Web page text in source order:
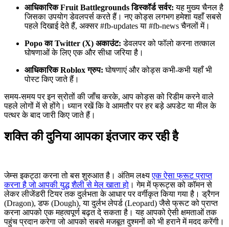
आधिकारिक Fruit Battlegrounds डिस्कॉर्ड सर्वर: यह मुख्य चैनल है
जिसका उपयोग डेवलपर्स करते हैं। नए कोड्स लगभग हमेशा यहाँ सबसे
पहले दिखाई देते हैं, अक्सर #fb-updates या #fb-news चैनलों में।
Popo का Twitter (X) अकाउंट: डेवलपर को फॉलो करना तत्काल
घोषणाओं के लिए एक और सीधा जरिया है।
आधिकारिक Roblox ग्रुप: घोषणाएं और कोड्स कभी-कभी यहाँ भी
पोस्ट किए जाते हैं।
समय-समय पर इन स्रोतों की जाँच करके, आप कोड्स को रिडीम करने वाले
पहले लोगों में से होंगे। ध्यान रखें कि वे आमतौर पर हर बड़े अपडेट या मील के
पत्थर के बाद जारी किए जाते हैं।
शक्ति की दुनिया आपका इंतजार कर रही है
जेम्स इकट्ठा करना तो बस शुरुआत है। अंतिम लक्ष्यएक ऐसा फ्रूट प्राप्त
करना है जो आपकी युद्ध शैली से मेल खाता हो । गेम में फ्रूट्स को कॉमन से
लेकर लीजेंडरी टियर तक दुर्लभता के आधार पर वर्गीकृत किया गया है। ड्रैगन
(Dragon), डफ (Dough), या दुर्लभ लेपर्ड (Leopard) जैसे फ्रूट को प्राप्त
करना आपको एक महत्वपूर्ण बढ़त दे सकता है। यह आपको ऐसी क्षमताओं तक
पहुंच प्रदान करेगा जो आपको सबसे मजबूत दुश्मनों को भी हराने में मदद करेंगी।